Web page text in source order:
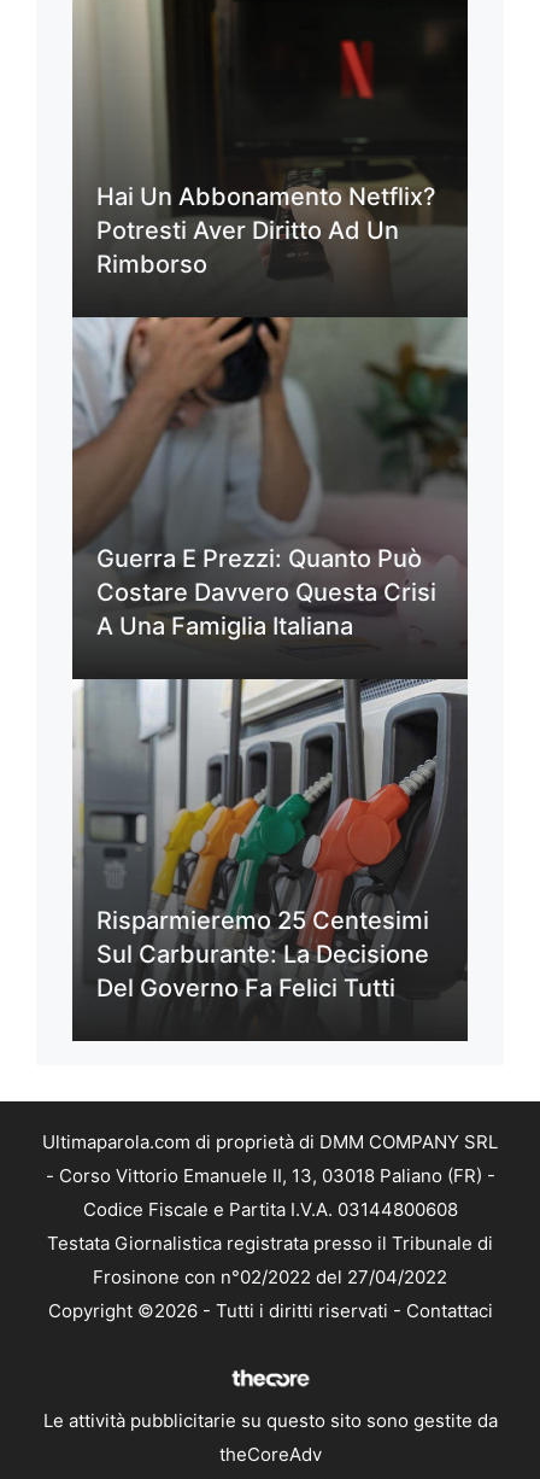
Hai Un Abbonamento Netflix?
Potresti Aver Diritto Ad Un
Rimborso
Guerra E Prezzi: Quanto Può
Costare Davvero Questa Crisi
A Una Famiglia Italiana
Risparmieremo 25 Centesimi
Sul Carburante: La Decisione
Del Governo Fa Felici Tutti
Ultimaparola.com di proprietà di DMM COMPANY SRL
- Corso Vittorio Emanuele II, 13, 03018 Paliano (FR) -
Codice Fiscale e Partita I.V.A. 03144800608
Testata Giornalistica registrata presso il Tribunale di
Frosinone con n°02/2022 del 27/04/2022
Copyright ©2026 - Tutti i diritti riservati - Contattaci
Le attività pubblicitarie su questo sito sono gestite da
theCoreAdv